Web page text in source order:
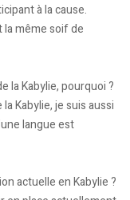
à la cause.
la même soif de
la Kabylie, pourquoi ?
Kabylie, je suis aussi
langue est
actuelle en Kabylie ?